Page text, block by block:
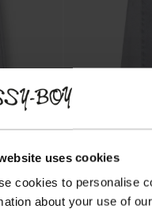
uses cookies
cookies to personalise
about your use of